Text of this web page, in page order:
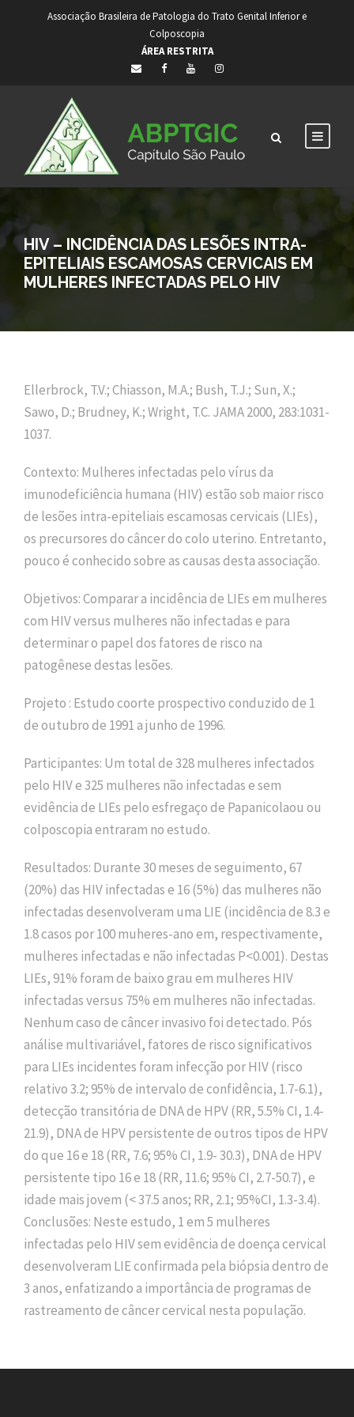
Associação Brasileira de Patologia do Trato Genital Inferior e
Colposcopia
ÁREA RESTRITA
HIV – INCIDÊNCIA DAS LESÕES INTRA-
EPITELIAIS ESCAMOSAS CERVICAIS EM
MULHERES INFECTADAS PELO HIV
Ellerbrock, T.V.; Chiasson, M.A.; Bush, T.J.; Sun, X.;
Sawo, D.; Brudney, K.; Wright, T.C. JAMA 2000, 283:1031-
1037.
Contexto: Mulheres infectadas pelo vírus da
imunodeficiência humana (HIV) estão sob maior risco
de lesões intra-epiteliais escamosas cervicais (LIEs),
os precursores do câncer do colo uterino. Entretanto,
pouco é conhecido sobre as causas desta associação.
Objetivos: Comparar a incidência de LIEs em mulheres
com HIV versus mulheres não infectadas e para
determinar o papel dos fatores de risco na
patogênese destas lesões.
Projeto : Estudo coorte prospectivo conduzido de 1
de outubro de 1991 a junho de 1996.
Participantes: Um total de 328 mulheres infectados
pelo HIV e 325 mulheres não infectadas e sem
evidência de LIEs pelo esfregaço de Papanicolaou ou
colposcopia entraram no estudo.
Resultados: Durante 30 meses de seguimento, 67
(20%) das HIV infectadas e 16 (5%) das mulheres não
infectadas desenvolveram uma LIE (incidência de 8.3 e
1.8 casos por 100 muheres-ano em, respectivamente,
mulheres infectadas e não infectadas P<0.001). Destas
LIEs, 91% foram de baixo grau em mulheres HIV
infectadas versus 75% em mulheres não infectadas.
Nenhum caso de câncer invasivo foi detectado. Pós
análise multivariável, fatores de risco significativos
para LIEs incidentes foram infecção por HIV (risco
relativo 3.2; 95% de intervalo de confidência, 1.7-6.1),
detecção transitória de DNA de HPV (RR, 5.5% CI, 1.4-
21.9), DNA de HPV persistente de outros tipos de HPV
do que 16 e 18 (RR, 7.6; 95% CI, 1.9- 30.3), DNA de HPV
persistente tipo 16 e 18 (RR, 11.6; 95% CI, 2.7-50.7), e
idade mais jovem (< 37.5 anos; RR, 2.1; 95%CI, 1.3-3.4).
Conclusões: Neste estudo, 1 em 5 mulheres
infectadas pelo HIV sem evidência de doença cervical
desenvolveram LIE confirmada pela biópsia dentro de
3 anos, enfatizando a importância de programas de
rastreamento de câncer cervical nesta população.